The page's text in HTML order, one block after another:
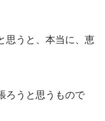
思うと、本当に、恵
ろうと思うもので